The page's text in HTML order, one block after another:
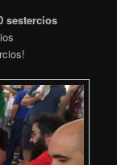
sestercios